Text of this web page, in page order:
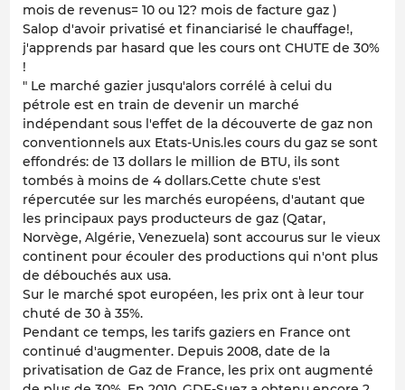
mois de revenus= 10 ou 12? mois de facture gaz )
Salop d'avoir privatisé et financiarisé le chauffage!,
j'apprends par hasard que les cours ont CHUTE de 30%
!
" Le marché gazier jusqu'alors corrélé à celui du
pétrole est en train de devenir un marché
indépendant sous l'effet de la découverte de gaz non
conventionnels aux Etats-Unis.les cours du gaz se sont
effondrés: de 13 dollars le million de BTU, ils sont
tombés à moins de 4 dollars.Cette chute s'est
répercutée sur les marchés européens, d'autant que
les principaux pays producteurs de gaz (Qatar,
Norvège, Algérie, Venezuela) sont accourus sur le vieux
continent pour écouler des productions qui n'ont plus
de débouchés aux usa.
Sur le marché spot européen, les prix ont à leur tour
chuté de 30 à 35%.
Pendant ce temps, les tarifs gaziers en France ont
continué d'augmenter. Depuis 2008, date de la
privatisation de Gaz de France, les prix ont augmenté